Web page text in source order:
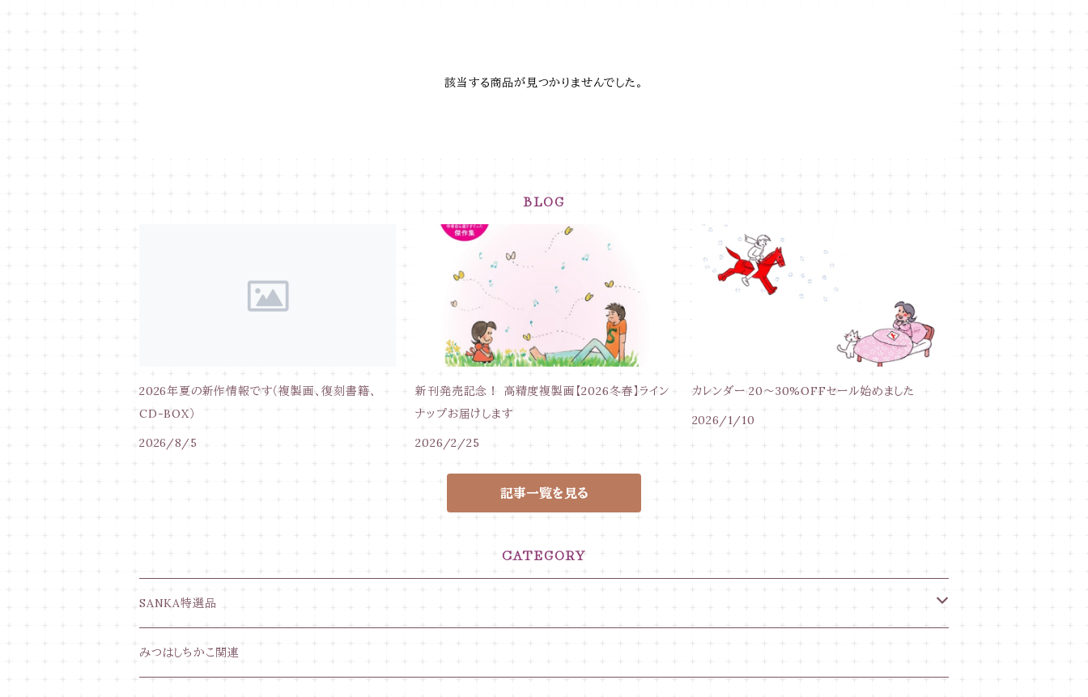
該当する商品が見つかりませんでした。
BLOG
2026年夏の新作情報です（複製画、復刻書籍、
CD-BOX）
2026/8/5
新刊発売記念！ 高精度複製画【2026冬春】ライン
ナップお届けします
2026/2/25
カレンダー 20～30%OFFセール始めました
2026/1/10
記事一覧を見る
CATEGORY
SANKA特選品
電磁波対策グッズ
みつはしちかこ関連